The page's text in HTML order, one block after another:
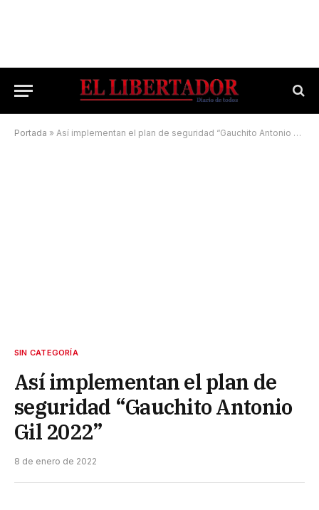
Portada » Así implementan el plan de seguridad “Gauchito Antonio Gil 2022”
SIN CATEGORÍA
Así implementan el plan de
seguridad “Gauchito Antonio
Gil 2022”
8 de enero de 2022